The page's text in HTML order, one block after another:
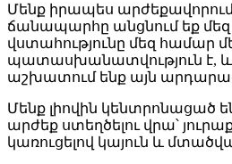
Մենք իրապես արժեքավորում
ճանապարհը անցնում եք մեզ
վստահությունը մեզ համար
պատասխանատվություն է, և
աշխատում ենք այն
Մենք լիովին կենտրոնացած
արժեք ստեղծելու վրա՝
կառուցելով կայուն և